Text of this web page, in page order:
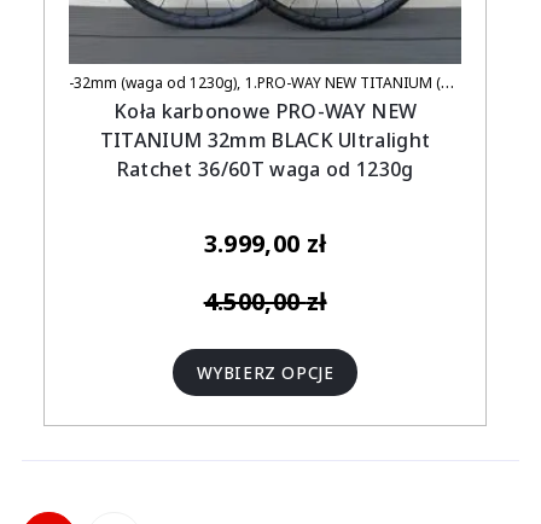
-32mm (waga od 1230g) 1.PRO-WAY NEW TITANIUM (UCI APPROVED)
Koła karbonowe PRO-WAY NEW
TITANIUM 32mm BLACK Ultralight
Ratchet 36/60T waga od 1230g
3.999,00 zł
4.500,00zł
WYBIERZ OPCJE